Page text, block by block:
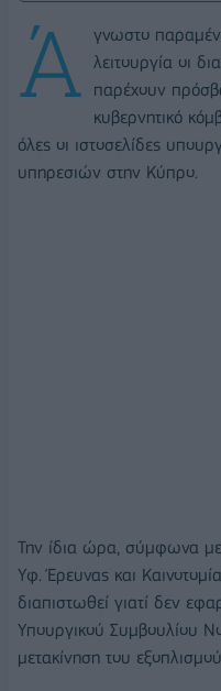
Ά γνωστο
λειτουργία οι
παρέχουν
κυβερνητικό
όλες οι ιστοσελίδες
υπηρεσιών στην Κύπρο.
Την ίδια ώρα, σύμφωνα
Υφ. Έρευνας και
διαπιστωθεί γιατί δεν
Υπουργικού Συμβουλίου
μετακίνηση του